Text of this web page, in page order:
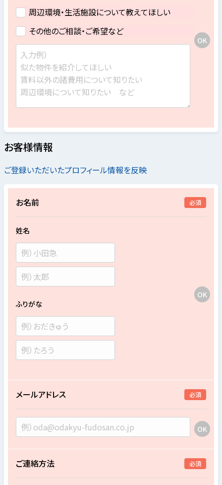
周辺環境・生活施設について教えてほしい
その他のご相談・ご希望など
お客様情報
ご登録いただいたプロフィール情報を反映
お名前 必須
姓名
ふりがな
メールアドレス 必須
ご連絡方法 必須